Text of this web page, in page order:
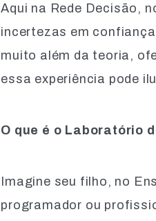
Aqui na Rede Decisão,
incertezas em
muito além da teoria,
essa experiência pode
O que é o Laboratório
Imagine seu filho, no
programador ou